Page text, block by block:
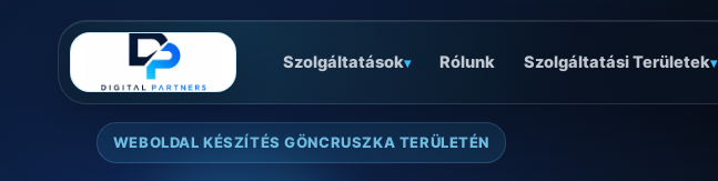
Szolgáltatások▾ Rólunk Szolgáltatási Területek▾
WEBOLDAL KÉSZÍTÉS GÖNCRUSZKA TERÜLETÉN